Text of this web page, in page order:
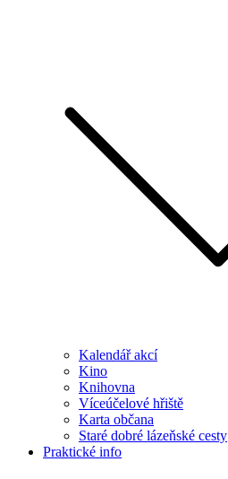
Kalendář akcí
Kino
Knihovna
Víceúčelové hřiště
Karta občana
Staré dobré lázeňské cesty
Praktické info